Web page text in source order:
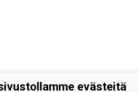
evästeitä